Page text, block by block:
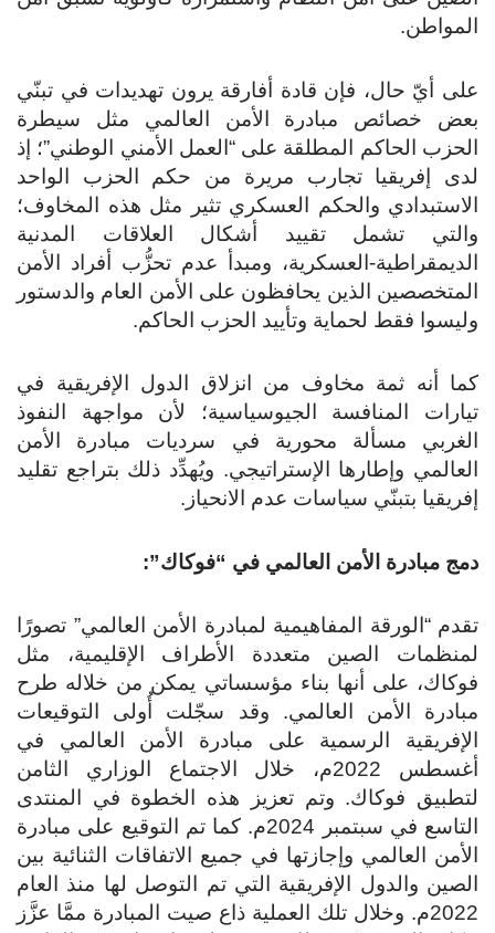
المواطن.
على أيّ حال، فإن قادة أفارقة يرون تهديدات في تبنّي
بعض خصائص مبادرة الأمن العالمي مثل سيطرة
الحزب الحاكم المطلقة على “العمل الأمني الوطني”؛ إذ
لدى إفريقيا تجارب مريرة من حكم الحزب الواحد
الاستبدادي والحكم العسكري تثير مثل هذه المخاوف؛
والتي تشمل تقييد أشكال العلاقات المدنية
الديمقراطية-العسكرية، ومبدأ عدم تحزُّب أفراد الأمن
المتخصصين الذين يحافظون على الأمن العام والدستور
وليسوا فقط لحماية وتأييد الحزب الحاكم.
كما أنه ثمة مخاوف من انزلاق الدول الإفريقية في
تيارات المنافسة الجيوسياسية؛ لأن مواجهة النفوذ
الغربي مسألة محورية في سرديات مبادرة الأمن
العالمي وإطارها الإستراتيجي. ويُهدِّد ذلك بتراجع تقليد
إفريقيا بتبنّي سياسات عدم الانحياز.
دمج مبادرة الأمن العالمي في “فوكاك”:
تقدم “الورقة المفاهيمية لمبادرة الأمن العالمي” تصورًا
لمنظمات الصين متعددة الأطراف الإقليمية، مثل
فوكاك، على أنها بناء مؤسساتي يمكن من خلاله طرح
مبادرة الأمن العالمي. وقد سجّلت أُولى التوقيعات
الإفريقية الرسمية على مبادرة الأمن العالمي في
أغسطس 2022م، خلال الاجتماع الوزاري الثامن
لتطبيق فوكاك. وتم تعزيز هذه الخطوة في المنتدى
التاسع في سبتمبر 2024م. كما تم التوقيع على مبادرة
الأمن العالمي وإجازتها في جميع الاتفاقات الثنائية بين
الصين والدول الإفريقية التي تم التوصل لها منذ العام
2022م. وخلال تلك العملية ذاع صيت المبادرة ممَّا عزَّز